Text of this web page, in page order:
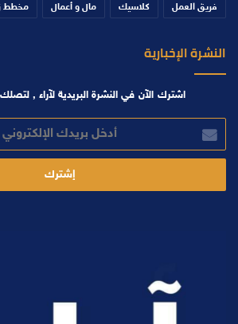
فريق العمل كلاسيك مال و أعمال مخطط
النشرة الإخبارية
اشترك الآن في النشرة البريدية لآراء , لتصلك
بريدك
الإلكتروني